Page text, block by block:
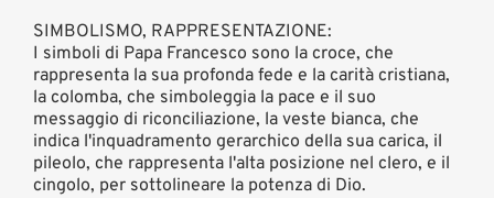
SIMBOLISMO, RAPPRESENTAZIONE:
I simboli di Papa Francesco sono la croce, che
rappresenta la sua profonda fede e la carità cristiana,
la colomba, che simboleggia la pace e il suo
messaggio di riconciliazione, la veste bianca, che
indica l'inquadramento gerarchico della sua carica, il
pileolo, che rappresenta l'alta posizione nel clero, e il
cingolo, per sottolineare la potenza di Dio.